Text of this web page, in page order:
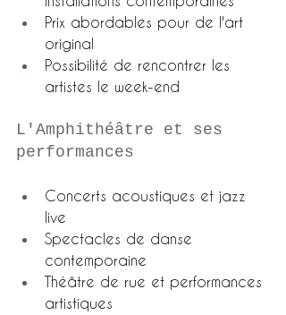
Prix abordables pour de l'art
original
Possibilité de rencontrer les
artistes le week-end
L'Amphithéâtre et ses
performances
Concerts acoustiques et jazz
live
Spectacles de danse
contemporaine
Théâtre de rue et performances
artistiques